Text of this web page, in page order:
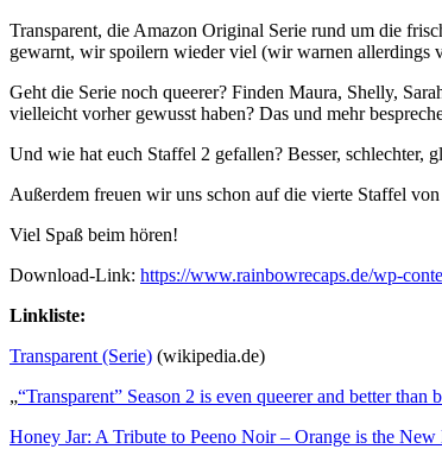
Transparent, die Amazon Original Serie rund um die
gewarnt, wir spoilern wieder viel (wir warnen allerdings
Geht die Serie noch queerer? Finden Maura, Shelly,
vielleicht vorher gewusst haben? Das und mehr
Und wie hat euch Staffel 2 gefallen? Besser, schlechter,
Außerdem freuen wir uns schon auf die vierte Staffel
Viel Spaß beim hören!
Download-Link: https://www.rainbowrecaps.de/wp-
Linkliste:
Transparent (Serie) (wikipedia.de)
„“Transparent” Season 2 is even queerer and better than
Honey Jar: A Tribute to Peeno Noir – Orange is the